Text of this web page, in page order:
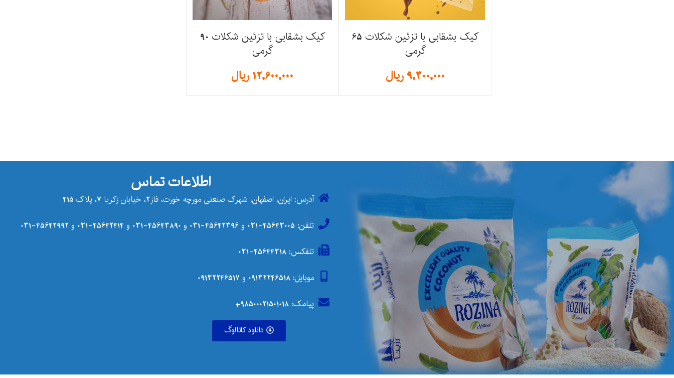
کیک بشقابی با تزئین شکلات 65
گرمی
9,300,000ریال
کیک بشقابی با تزئین شکلات 90
گرمی
12,600,000ریال
اطلاعات تماس
آدرس: ایران، اصفهان، شهرک صنعتی مورچه خورت، فاز2، خیابان زکریا 7، پلاک 415
تلفن: 45643005-031 و45642396-031 و 45643890-031 و 45642414-031 و45642992-031
تلفکس: 45644318-031
موبایل:09132246518 و 09132246517
پیامک: 98500021501018+
دانلود کاتالوگ